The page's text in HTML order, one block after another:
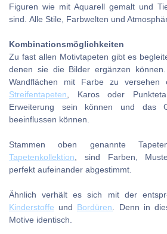
Figuren wie mit Aquarell gemalt und
sind. Alle Stile, Farbwelten und
Kombinationsmöglichkeiten
Zu fast allen Motivtapeten gibt es
denen sie die Bilder ergänzen
Wandflächen mit Farbe zu versehen
Streifentapeten, Karos oder
Erweiterung sein können und das
beeinflussen können.
Stammen oben genannte
Tapetenkollektion, sind Farben,
perfekt aufeinander abgestimmt.
Ähnlich verhält es sich mit der
Kinderstoffe und Bordüren. Denn in
Motive identisch.